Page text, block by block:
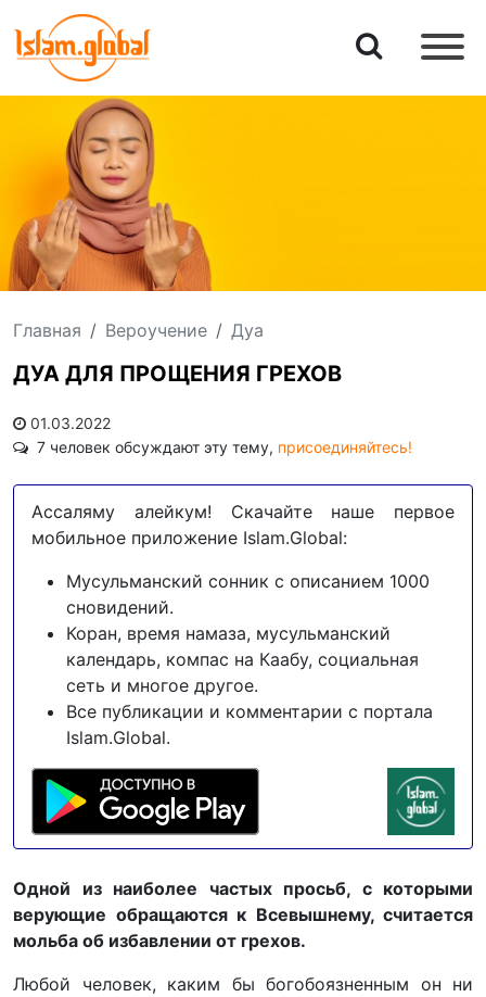
Главная Вероучение Дуа
ДУА ДЛЯ ПРОЩЕНИЯ ГРЕХОВ
01.03.2022
7 человек обсуждают эту тему, присоединяйтесь!
Ассаляму алейкум! Скачайте наше первое
мобильное приложение Islam.Global:
Мусульманский сонник с описанием 1000
сновидений.
Коран, время намаза, мусульманский
календарь, компас на Каабу, социальная
сеть и многое другое.
Все публикации и комментарии с портала
Islam.Global.
Одной из наиболее частых просьб, с которыми
верующие обращаются к Всевышнему, считается
мольба об избавлении от грехов.
Любой человек, каким бы богобоязненным он ни